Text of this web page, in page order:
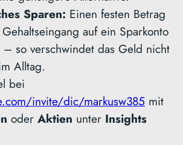
Sparen: Einen festen Betrag
auf ein Sparkonto
so verschwindet das Geld nicht
Alltag.
bei
invite/dic/markusw385 mit
oder Aktien unter Insights